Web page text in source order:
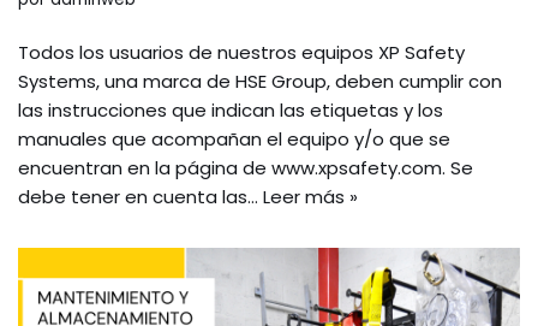
Todos los usuarios de nuestros equipos XP Safety
Systems, una marca de HSE Group, deben cumplir con
las instrucciones que indican las etiquetas y los
manuales que acompañan el equipo y/o que se
encuentran en la página de www.xpsafety.com. Se
debe tener en cuenta las… Leer más »